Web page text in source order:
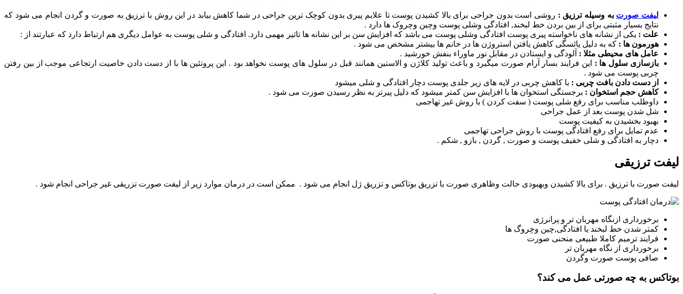
لیفت صورت به وسیله ترزیق : روشی است بدون جراحی برای بالا کشیدن پوست تا علایم پیری بدون کوچک ترین جراحی در شما کاهش بیابد در این روش با ترزیق به صورت و گردن انجام می شود که
نتایج بسیار مثبتی برای از بین بردن خط لبخند, افتادگی وشلی پوست وچین وچروک ها دارد .
علت : یکی از نشانه های ناخواسته پیری پوست افتادگی وشلی پوست می باشد که افزایش سن بر این نشانه ها تاثیر مهمی دارد. افتادگی و شلی پوست به عوامل دیگری هم ارتباط دارد که عبارتند از :
هورمون ها : که به دلیل یائسگی کاهش یافتن استروژن ها در خانم ها بیشتر مشخص می شود .
عامل های محیطی مثلا : آلودگی و ایستادن در مقابل نور ماوراء بنفش خورشید .
بازسازی سلول ها : این فرایند بسار آرام صورت میگیرد و باعث تولید کلاژن و الاستین همانند قبل در سلول های پوست نخواهد بود . این پروتئین ها با از دست دادن خاصیت ارتجاعی موجب از بین رفتن
چربی پوست می شود .
از دست دادن بافت چربی : با کاهش چربی در لایه های زیر جلدی پوست دچار افتادگی و شلی میشود
کاهش حجم استخوان : برجستگی استخوان ها با افزایش سن کمتر میشود که دلیل پیرتر به نظر رسیدن صورت می شود .
داوطلب مناسب برای رفع شلی پوست ( سفت کردن ) با روش غیر تهاجمی
شل شدن پوست بعد از عمل جراحی
بهبود بخشیدن به کیفیت پوست
عدم تمایل برای رفع افتادگی پوست با روش جراحی تهاجمی
دچار به افتادگی و شلی خفیف پوست و صورت , گردن , بازو , شکم .
لیفت ترزیقی
لیفت صورت با ترزیق . برای بالا کشیدن وبهبودی حالت وظاهری صورت با تزریق بوتاکس و تزریق ژل انجام می شود . ممکن است در درمان موارد زیر از لیفت صورت تزریقی غیر جراحی انجام شود .
برخورداری ازنگاه مهربان تر و پرانرژی
کمتر شدن خط لبخند یا افتادگی,چین وچروگ ها
فرایند ترمیم کاملا طبیعی منحنی صورت
برخورداری از نگاه مهربان تر
صافی پوست صورت وگردن
بوتاکس به چه صورتی عمل می کند؟